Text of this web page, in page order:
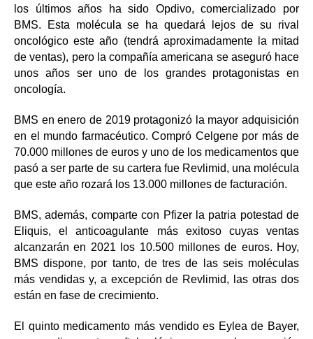
los últimos años ha sido Opdivo, comercializado por
BMS. Esta molécula se ha quedará lejos de su rival
oncológico este año (tendrá aproximadamente la mitad
de ventas), pero la compañía americana se aseguró hace
unos años ser uno de los grandes protagonistas en
oncología.
BMS en enero de 2019 protagonizó la mayor adquisición
en el mundo farmacéutico. Compró Celgene por más de
70.000 millones de euros y uno de los medicamentos que
pasó a ser parte de su cartera fue Revlimid, una molécula
que este año rozará los 13.000 millones de facturación.
BMS, además, comparte con Pfizer la patria potestad de
Eliquis, el anticoagulante más exitoso cuyas ventas
alcanzarán en 2021 los 10.500 millones de euros. Hoy,
BMS dispone, por tanto, de tres de las seis moléculas
más vendidas y, a excepción de Revlimid, las otras dos
están en fase de crecimiento.
El quinto medicamento más vendido es Eylea de Bayer,